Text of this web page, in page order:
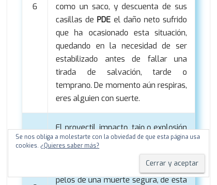
6
como un saco, y descuenta de sus
casillas dePDE el daño neto sufrido
que ha ocasionado esta situación,
quedando en la necesidad de ser
estabilizado antes de fallar una
tirada de salvación, tarde o
temprano. De momento aún respiras,
eres alguien con suerte.
El proyectil, impacto, tajo o explosión
destruye por completo el blindaje
(implantado o externo) reduciendo a
, pero te has librado por los
pelos de una muerte segura, de ésta
Se nos obliga a molestarte con la obviedad de que esta página usa
cookies. ¿Quieres saber más?